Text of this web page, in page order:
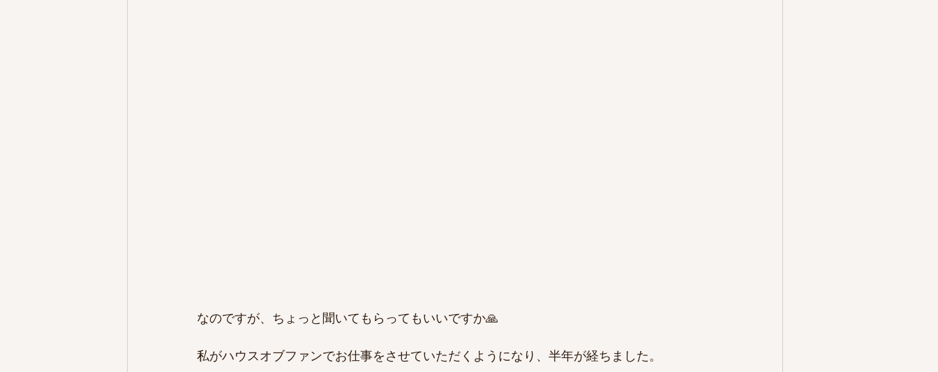
なのですが、ちょっと聞いてもらってもいいですか🙏
私がハウスオブファンでお仕事をさせていただくようになり、半年が経ちました。